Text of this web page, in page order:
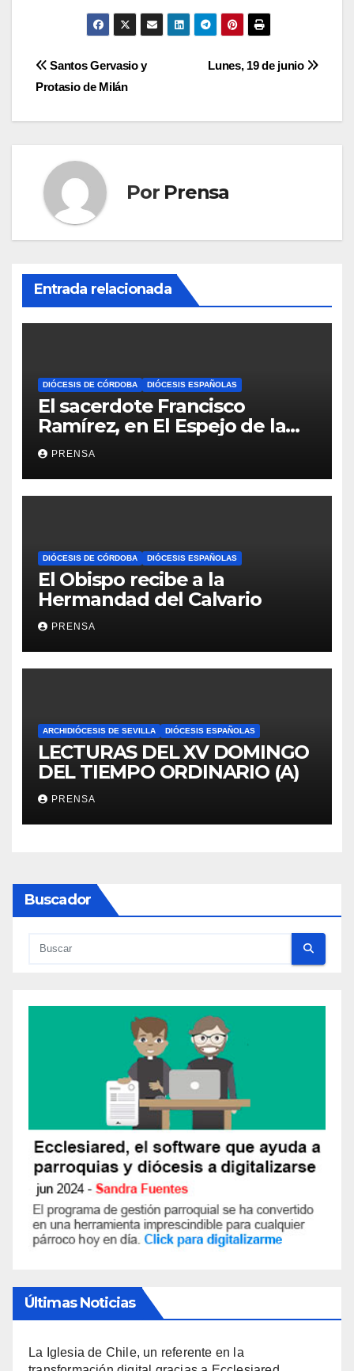
Navegación
Lunes, 19 de junio
Santos Gervasio y
Protasio de Milán
Por Prensa
Entrada relacionada
DIÓCESIS DE CÓRDOBA DIÓCESIS ESPAÑOLAS
El sacerdote Francisco
Ramírez, en El Espejo de la
Iglesia
PRENSA
DIÓCESIS DE CÓRDOBA DIÓCESIS ESPAÑOLAS
El Obispo recibe a la
Hermandad del Calvario
PRENSA
ARCHIDIÓCESIS DE SEVILLA DIÓCESIS ESPAÑOLAS
LECTURAS DEL XV DOMINGO
DEL TIEMPO ORDINARIO (A)
PRENSA
Buscador
Últimas Noticias
La Iglesia de Chile, un referente en la